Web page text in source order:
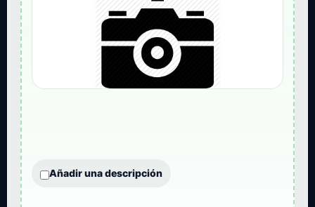
Añadir una descripción